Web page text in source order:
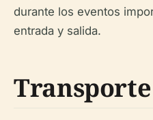
durante los eventos
entrada y salida.